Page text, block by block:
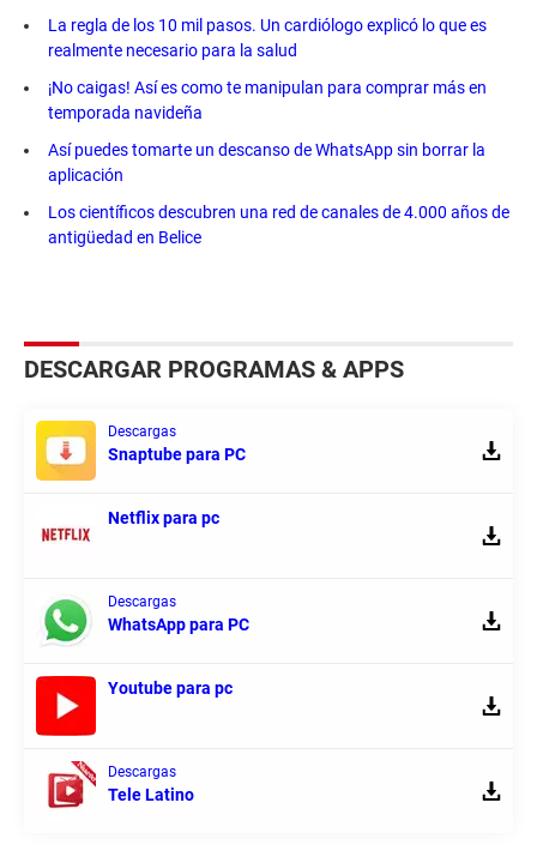
La regla de los 10 mil pasos. Un cardiólogo explicó lo que es
realmente necesario para la salud
¡No caigas! Así es como te manipulan para comprar más en
temporada navideña
Así puedes tomarte un descanso de WhatsApp sin borrar la
aplicación
Los científicos descubren una red de canales de 4.000 años de
antigüedad en Belice
DESCARGAR PROGRAMAS & APPS
Descargas
Snaptube para PC
Netflix para pc
Descargas
WhatsApp para PC
Youtube para pc
Descargas
Tele Latino